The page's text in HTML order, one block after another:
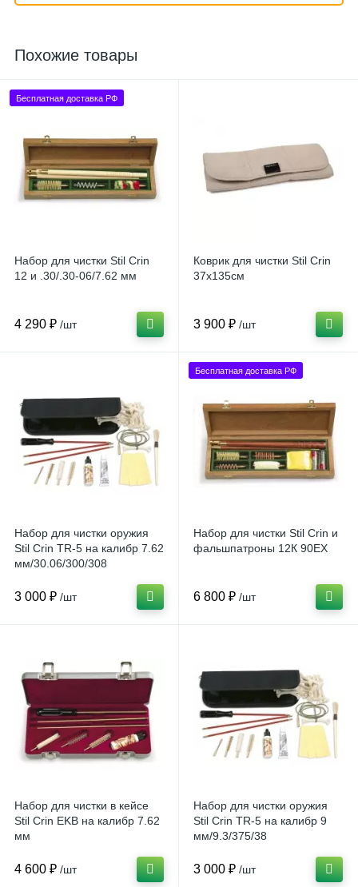
Похожие товары
Бесплатная доставка РФ
Набор для чистки Stil Crin
12 и .30/.30-06/7.62 мм
4 290 ₽ /шт
Коврик для чистки Stil Crin
37x135см
3 900 ₽ /шт
Набор для чистки оружия
Stil Crin TR-5 на калибр 7.62
мм/30.06/300/308
3 000 ₽ /шт
Бесплатная доставка РФ
Набор для чистки Stil Crin и
фальшпатроны 12К 90EX
6 800 ₽ /шт
Набор для чистки в кейсе
Stil Crin EKB на калибр 7.62
мм
4 600 ₽ /шт
Набор для чистки оружия
Stil Crin TR-5 на калибр 9
мм/9.3/375/38
3 000 ₽ /шт